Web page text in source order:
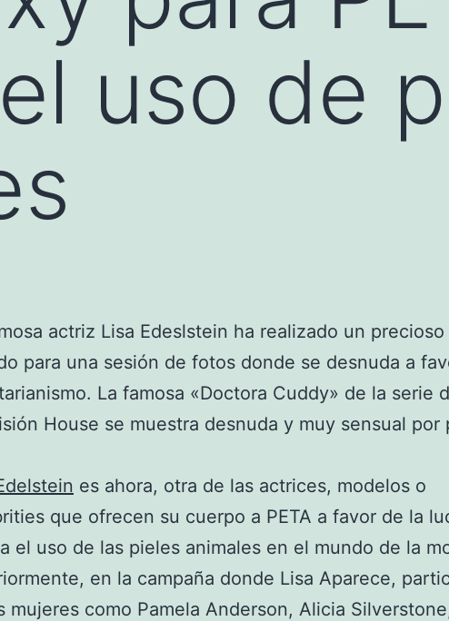
uso de
actriz Lisa Edeslstein ha realizado un precioso
para una sesión de fotos donde se desnuda a
La famosa «Doctora Cuddy» de la serie
House se muestra desnuda y muy sensual por
es ahora, otra de las actrices, modelos o
que ofrecen su cuerpo a PETA a favor de la
el uso de las pieles animales en el mundo de la
en la campaña donde Lisa Aparece,
mujeres como Pamela Anderson, Alicia